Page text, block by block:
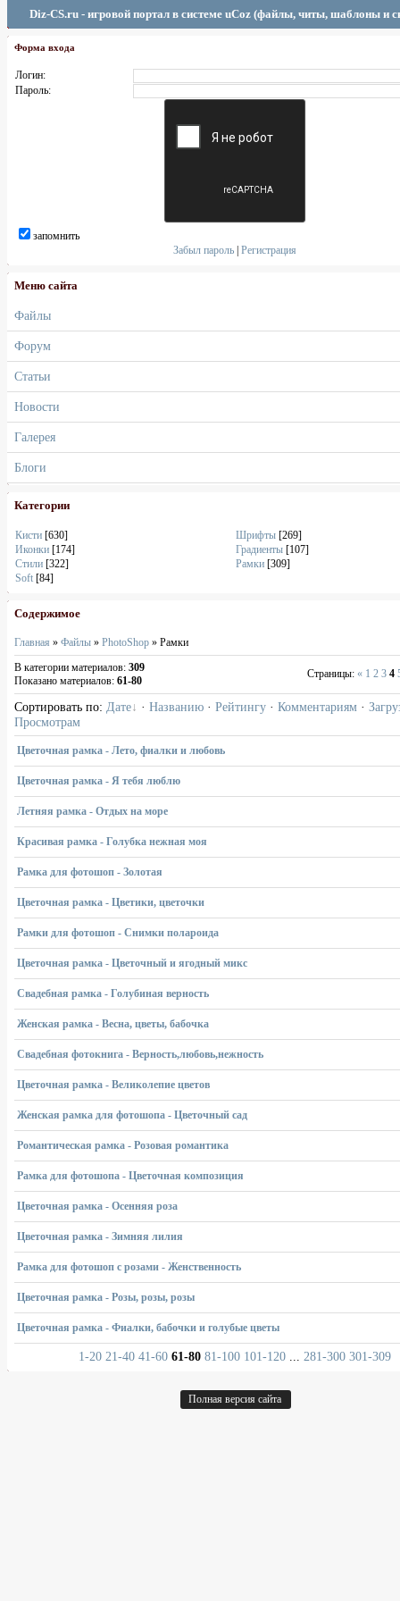
Diz-CS.ru - игровой портал в системе uCoz (файлы, читы, шаблоны и
Форма входа
Логин:
Пароль:
запомнить
Забыл пароль |Регистрация
Меню сайта
Файлы
Форум
Статьи
Новости
Галерея
Блоги
Категории
Кисти [630] Шрифты [269]
Иконки [174] Градиенты [107]
Стили [322] Рамки [309]
Soft [84]
Содержимое
Главная » Файлы » PhotoShop » Рамки
В категории материалов: 309
Показано материалов: 61-80
Страницы: « 1 2 3 4
Сортировать по: Дате · Названию · Рейтингу · Комментариям ·
Просмотрам
Цветочная рамка - Лето, фиалки и любовь
Цветочная рамка - Я тебя люблю
Летняя рамка - Отдых на море
Красивая рамка - Голубка нежная моя
Рамка для фотошоп - Золотая
Цветочная рамка - Цветики, цветочки
Рамки для фотошоп - Снимки полароида
Цветочная рамка - Цветочный и ягодный микс
Свадебная рамка - Голубиная верность
Женская рамка - Весна, цветы, бабочка
Свадебная фотокнига - Верность,любовь,нежность
Цветочная рамка - Великолепие цветов
Женская рамка для фотошопа - Цветочный сад
Романтическая рамка - Розовая романтика
Рамка для фотошопа - Цветочная композиция
Цветочная рамка - Осенняя роза
Цветочная рамка - Зимняя лилия
Рамка для фотошоп с розами - Женственность
Цветочная рамка - Розы, розы, розы
Цветочная рамка - Фиалки, бабочки и голубые цветы
1-20 21-40 41-60 61-80 81-100 101-120 281-300 301-309
Полная версия сайта